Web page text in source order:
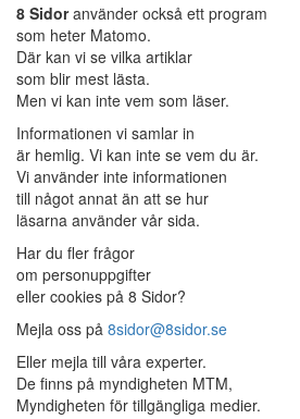
8 Sidoranvänder också ett program
som heter Matomo.
Där kan vi se vilka artiklar
som blir mest lästa.
Men vi kan inte vem som läser.
Informationen vi samlar in
är hemlig. Vi kan inte se vem du är.
Vi använder inte informationen
till något annat än att se hur
läsarna använder vår sida.
Har du fler frågor
om personuppgifter
eller cookies på 8 Sidor?
Mejla oss på 8sidor@8sidor.se
Eller mejla till våra experter.
De finns på myndigheten MTM,
Myndigheten för tillgängliga medier.